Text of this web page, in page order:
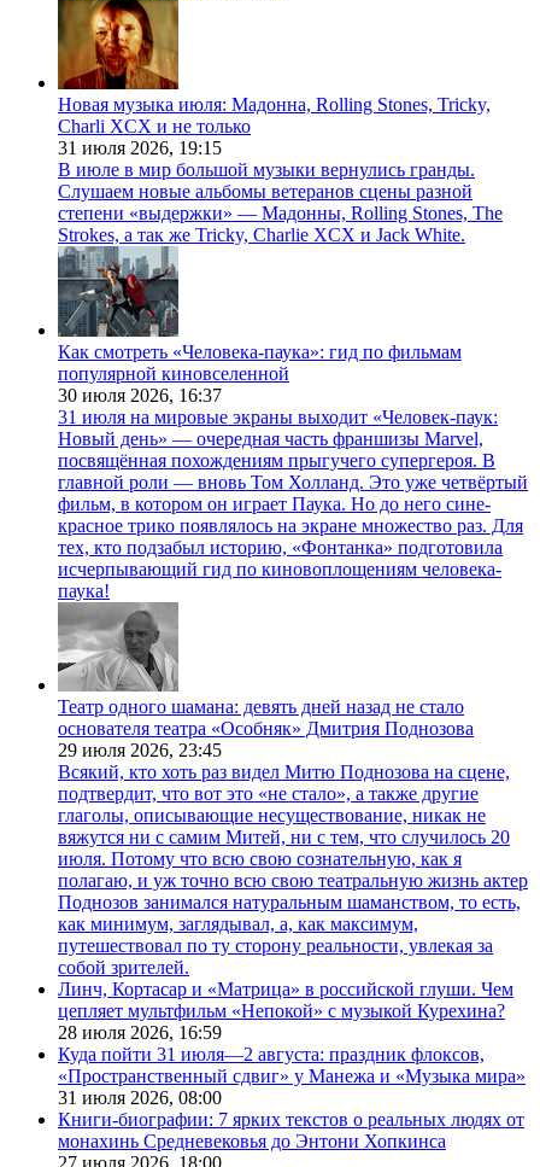
Новая музыка июля: Мадонна, Rolling Stones, Tricky,
Charli XCX и не только
31 июля 2026, 19:15
В июле в мир большой музыки вернулись гранды.
Слушаем новые альбомы ветеранов сцены разной
степени «выдержки» — Мадонны, Rolling Stones, The
Strokes, а так же Tricky, Charlie XCX и Jack White.
Как смотреть «Человека-паука»: гид по фильмам
популярной киновселенной
30 июля 2026, 16:37
31 июля на мировые экраны выходит «Человек-паук:
Новый день» — очередная часть франшизы Marvel,
посвящённая похождениям прыгучего супергероя. В
главной роли — вновь Том Холланд. Это уже четвёртый
фильм, в котором он играет Паука. Но до него сине-
красное трико появлялось на экране множество раз. Для
тех, кто подзабыл историю, «Фонтанка» подготовила
исчерпывающий гид по киновоплощениям человека-
паука!
Театр одного шамана: девять дней назад не стало
основателя театра «Особняк» Дмитрия Поднозова
29 июля 2026, 23:45
Всякий, кто хоть раз видел Митю Поднозова на сцене,
подтвердит, что вот это «не стало», а также другие
глаголы, описывающие несуществование, никак не
вяжутся ни с самим Митей, ни с тем, что случилось 20
июля. Потому что всю свою сознательную, как я
полагаю, и уж точно всю свою театральную жизнь актер
Поднозов занимался натуральным шаманством, то есть,
как минимум, заглядывал, а, как максимум,
путешествовал по ту сторону реальности, увлекая за
собой зрителей.
Линч, Кортасар и «Матрица» в российской глуши. Чем
цепляет мультфильм «Непокой» с музыкой Курехина?
28 июля 2026, 16:59
Куда пойти 31 июля—2 августа: праздник флоксов,
«Пространственный сдвиг» у Манежа и «Музыка мира»
31 июля 2026, 08:00
Книги-биографии: 7 ярких текстов о реальных людях от
монахинь Средневековья до Энтони Хопкинса